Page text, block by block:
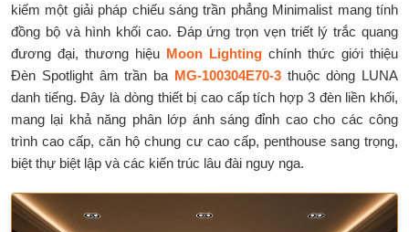
kiếm một giải pháp chiếu sáng trần phẳng Minimalist mang tính
đồng bộ và hình khối cao. Đáp ứng trọn vẹn triết lý trắc quang
đương đại, thương hiệu Moon Lighting chính thức giới thiệu
Đèn Spotlight âm trần ba MG-100304E70-3thuộc dòng LUNA
danh tiếng. Đây là dòng thiết bị cao cấp tích hợp 3 đèn liền khối,
mang lại khả năng phân lớp ánh sáng đỉnh cao cho các công
trình cao cấp, căn hộ chung cư cao cấp, penthouse sang trọng,
biệt thự biệt lập và các kiến trúc lâu đài nguy nga.